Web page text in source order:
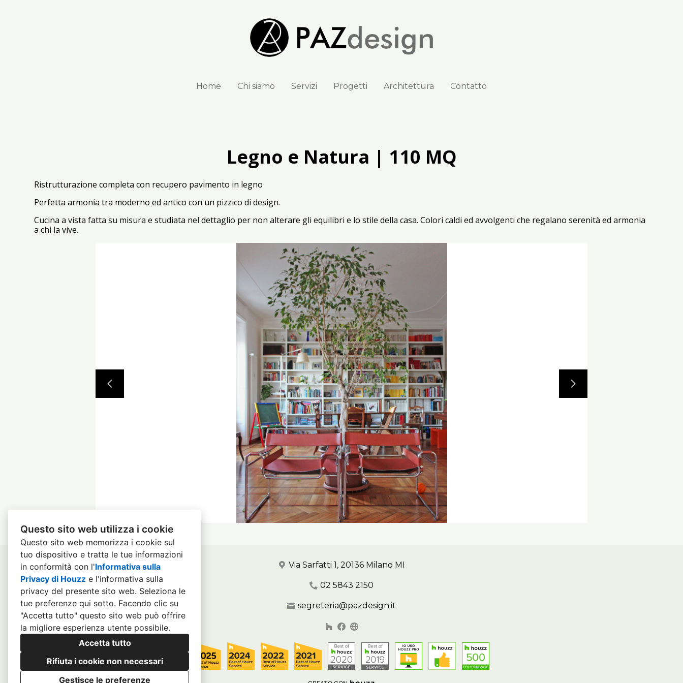
Questo sito web utilizza i cookie
Questo sito web memorizza i cookie sul
tuo dispositivo e tratta le tue informazioni
in conformità con l'Informativa sulla
Privacy di Houzz e l'informativa sulla
privacy del presente sito web. Seleziona le
tue preferenze qui sotto. Facendo clic su
"Accetta tutto" questo sito web può offrire
la migliore esperienza utente possibile.
Accetta tutto
Rifiuta i cookie non necessari
Gestisce le preferenze
Home Chi siamo Servizi Progetti Architettura Contatto
Legno e Natura | 110 MQ
Ristrutturazione completa con recupero pavimento in legno
Perfetta armonia tra moderno ed antico con un pizzico di design.
Cucina a vista fatta su misura e studiata nel dettaglio per non alterare gli equilibri e lo stile della casa. Colori caldi ed avvolgenti che regalano serenità ed armonia
a chi la vive.
Via Sarfatti 1, 20136 Milano MI
02 5843 2150
segreteria@pazdesign.it